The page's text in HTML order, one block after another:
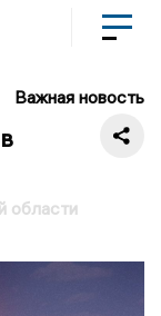
Важная новость
области